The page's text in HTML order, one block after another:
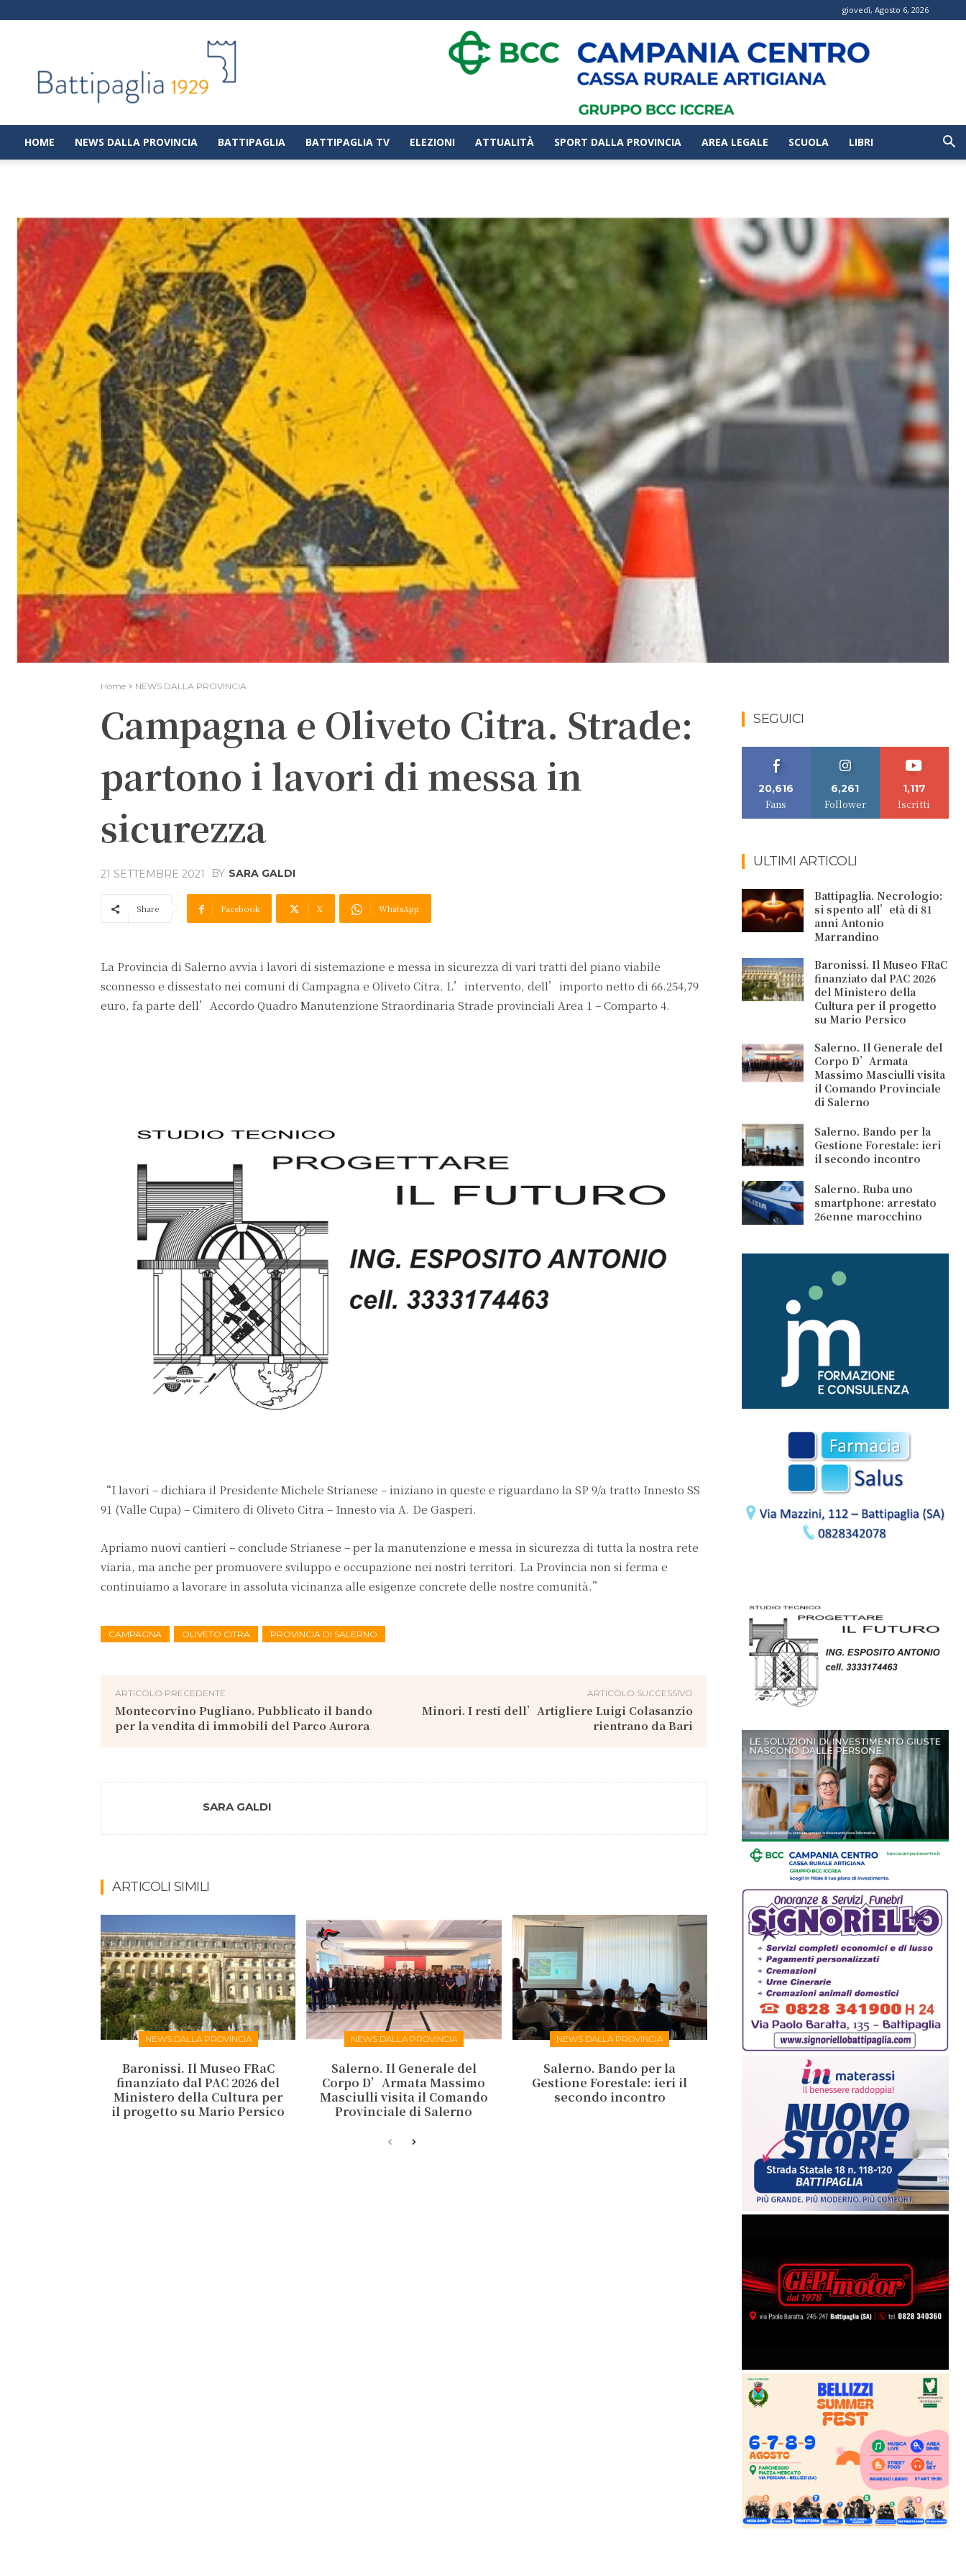
giovedì, Agosto 6, 2026
|
Notizie
dalla
città
di
HOME NEWS DALLA PROVINCIA BATTIPAGLIA BATTIPAGLIA TV ELEZIONI ATTUALITÀ SPORT DALLA PROVINCIA AREA LEGALE SCUOLA LIBRI
Home NEWS DALLA PROVINCIA
Campagna e Oliveto Citra. Strade:
partono i lavori di messa in
sicurezza
21 SETTEMBRE 2021 BY SARA GALDI
Share Facebook X WhatsApp
La Provincia di Salerno avvia i lavori di sistemazione e messa in sicurezza di vari tratti del piano viabile
sconnesso e dissestato nei comuni di Campagna e Oliveto Citra. L’intervento, dell’importo netto di 66.254,79
euro, fa parte dell’Accordo Quadro Manutenzione Straordinaria Strade provinciali Area 1 – Comparto 4.
“I lavori – dichiara il Presidente Michele Strianese – iniziano in queste e riguardano la SP 9/a tratto Innesto SS
91 (Valle Cupa) – Cimitero di Oliveto Citra – Innesto via A. De Gasperi.
Apriamo nuovi cantieri – conclude Strianese – per la manutenzione e messa in sicurezza di tutta la nostra rete
viaria, ma anche per promuovere sviluppo e occupazione nei nostri territori. La Provincia non si ferma e
continuiamo a lavorare in assoluta vicinanza alle esigenze concrete delle nostre comunità.”
CAMPAGNA OLIVETO CITRA PROVINCIA DI SALERNO
ARTICOLO PRECEDENTE
Montecorvino Pugliano. Pubblicato il bando
per la vendita di immobili del Parco Aurora
ARTICOLO SUCCESSIVO
Minori. I resti dell’Artigliere Luigi Colasanzio
rientrano da Bari
SARA GALDI
ARTICOLI SIMILI
NEWS DALLA PROVINCIA
Baronissi. Il Museo FRaC
finanziato dal PAC 2026 del
Ministero della Cultura per
il progetto su Mario Persico
NEWS DALLA PROVINCIA
Salerno. Il Generale del
Corpo D’Armata Massimo
Masciulli visita il Comando
Provinciale di Salerno
NEWS DALLA PROVINCIA
Salerno. Bando per la
Gestione Forestale: ieri il
secondo incontro
SEGUICI
20,616
Fans
6,261
Follower
1,117
Iscritti
ULTIMI ARTICOLI
Battipaglia. Necrologio:
si spento all’età di 81
anni Antonio
Marrandino
Baronissi. Il Museo FRaC
finanziato dal PAC 2026
del Ministero della
Cultura per il progetto
su Mario Persico
Salerno. Il Generale del
Corpo D’Armata
Massimo Masciulli visita
il Comando Provinciale
di Salerno
Salerno. Bando per la
Gestione Forestale: ieri
il secondo incontro
Salerno. Ruba uno
smartphone: arrestato
26enne marocchino